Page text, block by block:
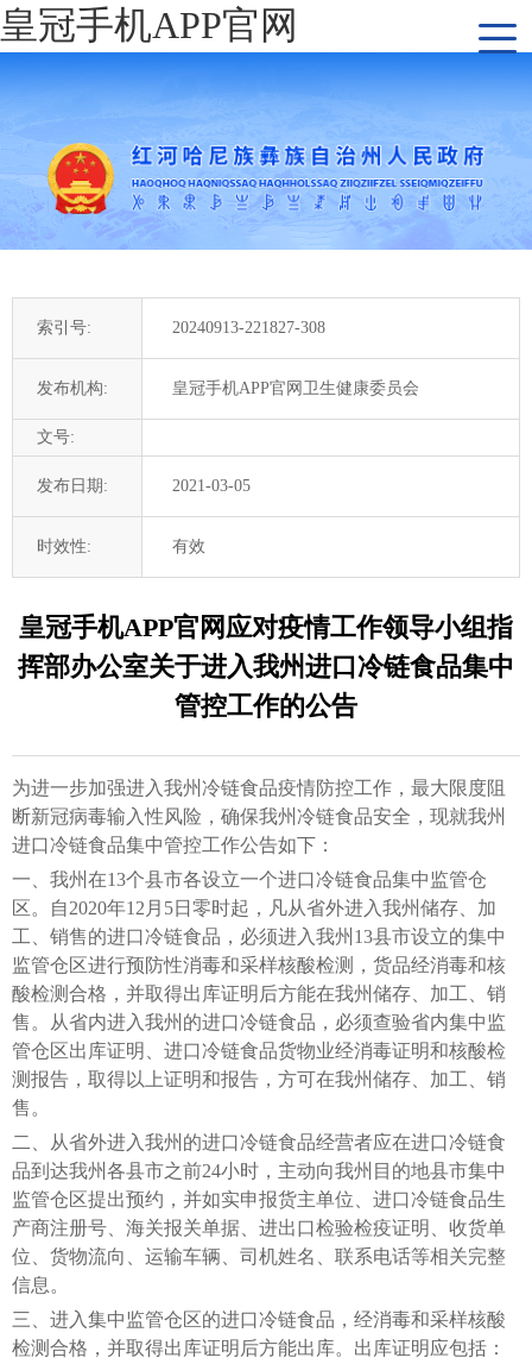
皇冠手机APP官网
索引号: 20240913-221827-308
发布机构: 皇冠手机APP官网卫生健康委员会
文号:
发布日期: 2021-03-05
时效性: 有效
皇冠手机APP官网应对疫情工作领导小组指
挥部办公室关于进入我州进口冷链食品集中
管控工作的公告
为进一步加强进入我州冷链食品疫情防控工作，最大限度阻
断新冠病毒输入性风险，确保我州冷链食品安全，现就我州
进口冷链食品集中管控工作公告如下：
一、我州在13个县市各设立一个进口冷链食品集中监管仓
区。自2020年12月5日零时起，凡从省外进入我州储存、加
工、销售的进口冷链食品，必须进入我州13县市设立的集中
监管仓区进行预防性消毒和采样核酸检测，货品经消毒和核
酸检测合格，并取得出库证明后方能在我州储存、加工、销
售。从省内进入我州的进口冷链食品，必须查验省内集中监
管仓区出库证明、进口冷链食品货物业经消毒证明和核酸检
测报告，取得以上证明和报告，方可在我州储存、加工、销
售。
二、从省外进入我州的进口冷链食品经营者应在进口冷链食
品到达我州各县市之前24小时，主动向我州目的地县市集中
监管仓区提出预约，并如实申报货主单位、进口冷链食品生
产商注册号、海关报关单据、进出口检验检疫证明、收货单
位、货物流向、运输车辆、司机姓名、联系电话等相关完整
信息。
三、进入集中监管仓区的进口冷链食品，经消毒和采样核酸
检测合格，并取得出库证明后方能出库。出库证明应包括：